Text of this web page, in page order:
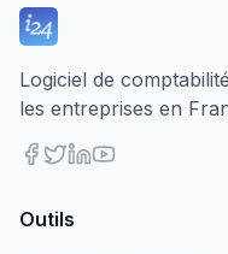
Logiciel de
les entreprises en
Outils